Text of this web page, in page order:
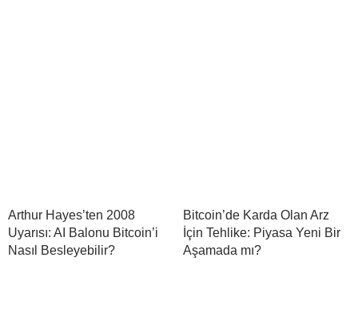
Arthur Hayes’ten 2008
Uyarısı: AI Balonu Bitcoin’i
Nasıl Besleyebilir?
Bitcoin’de Karda Olan Arz
İçin Tehlike: Piyasa Yeni Bir
Aşamada mı?